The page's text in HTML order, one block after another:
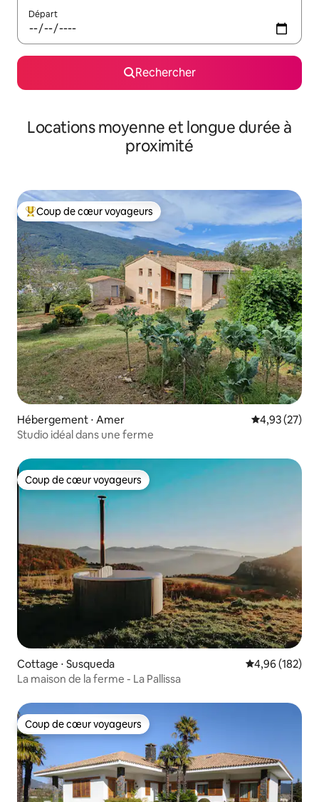
Départ
Rechercher
Locations moyenne et longue durée à
proximité
Coups de cœur voyageurs les plus appréciés
Coup de cœur voyageurs
Hébergement ⋅ Amer Évaluation
4,93 (27)
Studio idéal dans une ferme
Coup de cœur voyageurs
Coup de cœur voyageurs
Cottage ⋅ Susqueda Évaluation
4,96 (182)
La maison de la ferme - La Pallissa
Coup de cœur voyageurs
Coup de cœur voyageurs